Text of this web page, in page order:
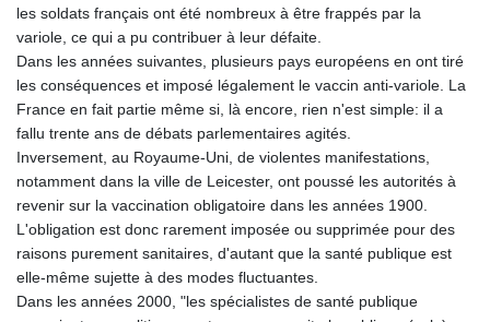
les soldats français ont été nombreux à être frappés par la
variole, ce qui a pu contribuer à leur défaite.
Dans les années suivantes, plusieurs pays européens en ont tiré
les conséquences et imposé légalement le vaccin anti-variole. La
France en fait partie même si, là encore, rien n'est simple: il a
fallu trente ans de débats parlementaires agités.
Inversement, au Royaume-Uni, de violentes manifestations,
notamment dans la ville de Leicester, ont poussé les autorités à
revenir sur la vaccination obligatoire dans les années 1900.
L'obligation est donc rarement imposée ou supprimée pour des
raisons purement sanitaires, d'autant que la santé publique est
elle-même sujette à des modes fluctuantes.
Dans les années 2000, "les spécialistes de santé publique